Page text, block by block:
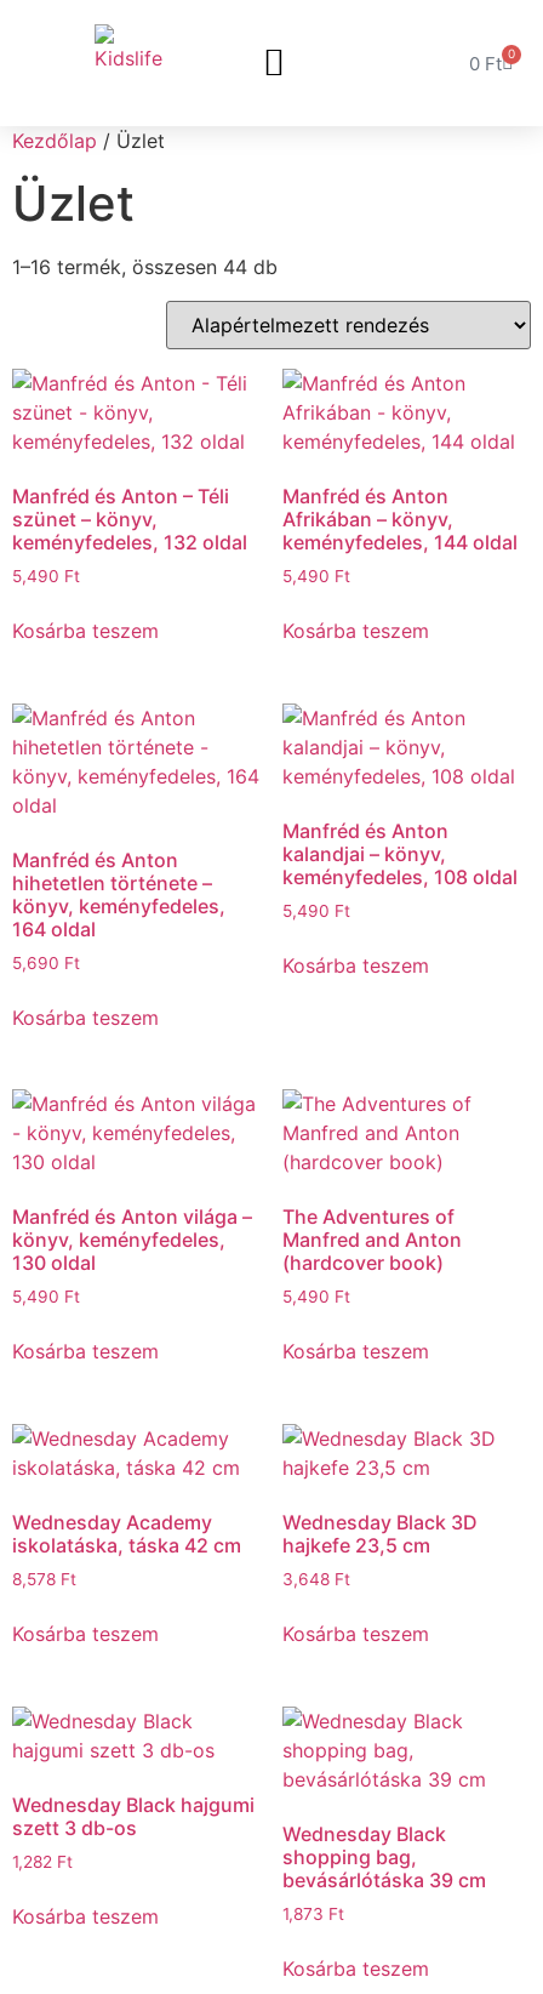
0 Ft 0
Kezdőlap / Üzlet
Üzlet
1–16 termék, összesen 44 db
Manfréd és Anton – Téli
szünet – könyv,
keményfedeles, 132 oldal
5,490 Ft
Kosárba teszem
Manfréd és Anton
Afrikában – könyv,
keményfedeles, 144 oldal
5,490 Ft
Kosárba teszem
Manfréd és Anton
hihetetlen története –
könyv, keményfedeles,
164 oldal
5,690 Ft
Kosárba teszem
Manfréd és Anton
kalandjai – könyv,
keményfedeles, 108 oldal
5,490 Ft
Kosárba teszem
Manfréd és Anton világa –
könyv, keményfedeles,
130 oldal
5,490 Ft
Kosárba teszem
The Adventures of
Manfred and Anton
(hardcover book)
5,490 Ft
Kosárba teszem
Wednesday Academy
iskolatáska, táska 42 cm
8,578 Ft
Kosárba teszem
Wednesday Black 3D
hajkefe 23,5 cm
3,648 Ft
Kosárba teszem
Wednesday Black hajgumi
szett 3 db-os
1,282 Ft
Kosárba teszem
Wednesday Black
shopping bag,
bevásárlótáska 39 cm
1,873 Ft
Kosárba teszem